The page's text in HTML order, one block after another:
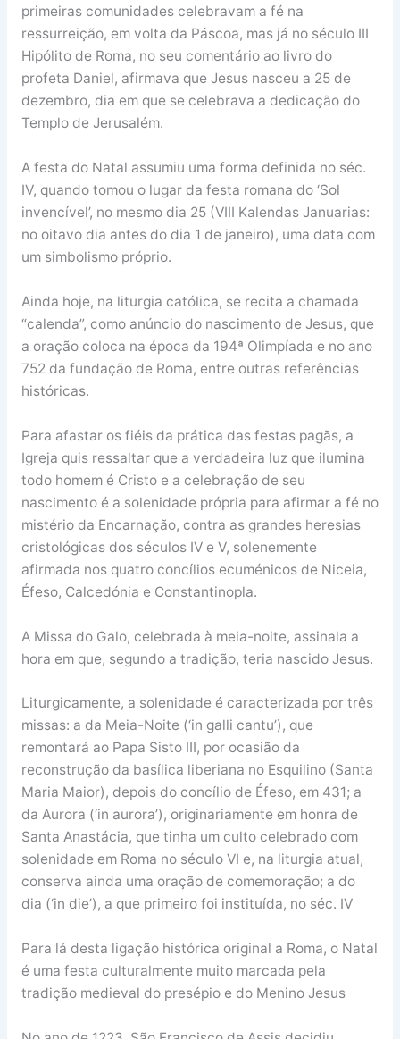
primeiras comunidades celebravam a fé na
ressurreição, em volta da Páscoa, mas já no século III
Hipólito de Roma, no seu comentário ao livro do
profeta Daniel, afirmava que Jesus nasceu a 25 de
dezembro, dia em que se celebrava a dedicação do
Templo de Jerusalém.
A festa do Natal assumiu uma forma definida no séc.
IV, quando tomou o lugar da festa romana do ‘Sol
invencível’, no mesmo dia 25 (VIII Kalendas Januarias:
no oitavo dia antes do dia 1 de janeiro), uma data com
um simbolismo próprio.
Ainda hoje, na liturgia católica, se recita a chamada
“calenda”, como anúncio do nascimento de Jesus, que
a oração coloca na época da 194ª Olimpíada e no ano
752 da fundação de Roma, entre outras referências
históricas.
Para afastar os fiéis da prática das festas pagãs, a
Igreja quis ressaltar que a verdadeira luz que ilumina
todo homem é Cristo e a celebração de seu
nascimento é a solenidade própria para afirmar a fé no
mistério da Encarnação, contra as grandes heresias
cristológicas dos séculos IV e V, solenemente
afirmada nos quatro concílios ecuménicos de Niceia,
Éfeso, Calcedónia e Constantinopla.
A Missa do Galo, celebrada à meia-noite, assinala a
hora em que, segundo a tradição, teria nascido Jesus.
Liturgicamente, a solenidade é caracterizada por três
missas: a da Meia-Noite (‘in galli cantu’), que
remontará ao Papa Sisto III, por ocasião da
reconstrução da basílica liberiana no Esquilino (Santa
Maria Maior), depois do concílio de Éfeso, em 431; a
da Aurora (‘in aurora’), originariamente em honra de
Santa Anastácia, que tinha um culto celebrado com
solenidade em Roma no século VI e, na liturgia atual,
conserva ainda uma oração de comemoração; a do
dia (‘in die’), a que primeiro foi instituída, no séc. IV
Para lá desta ligação histórica original a Roma, o Natal
é uma festa culturalmente muito marcada pela
tradição medieval do presépio e do Menino Jesus